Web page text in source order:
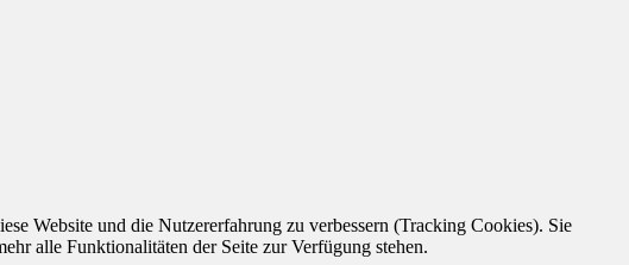
Website und die Nutzererfahrung zu verbessern (Tracking Cookies). Sie
alle Funktionalitäten der Seite zur Verfügung stehen.